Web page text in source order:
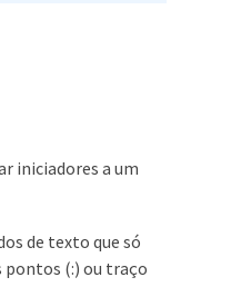
iniciadores a um
de texto que só
pontos (:) ou traço